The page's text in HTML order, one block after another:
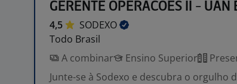
GERENTE OPERACOES II - UAN
4,5
SODEXO
Todo Brasil
A combinar
Ensino Superior
Junte-se à Sodexo e descubra o orgulho